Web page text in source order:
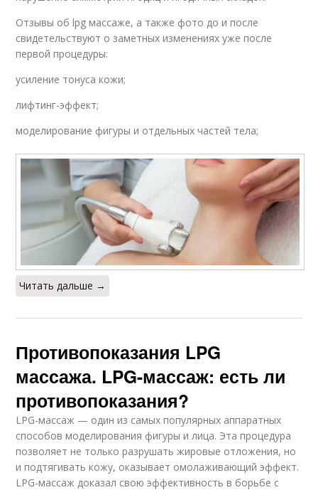
Отзывы об lpg массаже, а также фото до и после
свидетельствуют о заметных изменениях уже после
первой процедуры:
усиление тонуса кожи;
лифтинг-эффект;
моделирование фигуры и отдельных частей тела;
Читать дальше →
Противопоказания LPG
массажа. LPG-массаж: есть ли
противопоказания?
LPG-массаж — один из самых популярных аппаратных
способов моделирования фигуры и лица. Эта процедура
позволяет не только разрушать жировые отложения, но
и подтягивать кожу, оказывает омолаживающий эффект.
LPG-массаж доказал свою эффективность в борьбе с